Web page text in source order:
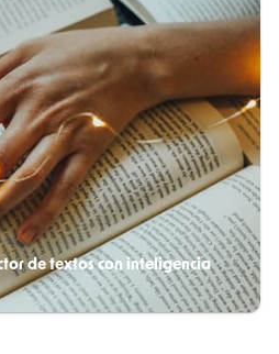
de textos con inteligencia